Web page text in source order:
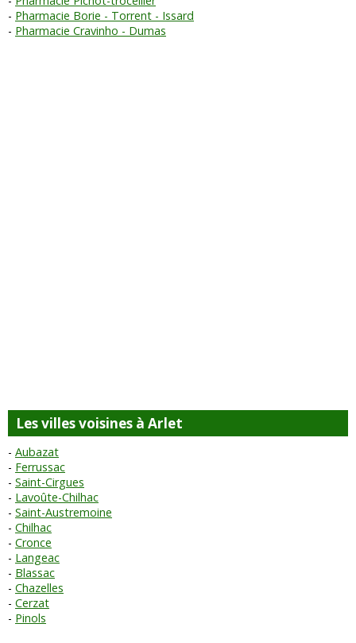
Pharmacie Borie - Torrent - Issard
Pharmacie Cravinho - Dumas
Les villes voisines à Arlet
Aubazat
Ferrussac
Saint-Cirgues
Lavoûte-Chilhac
Saint-Austremoine
Chilhac
Cronce
Langeac
Blassac
Chazelles
Cerzat
Pinols